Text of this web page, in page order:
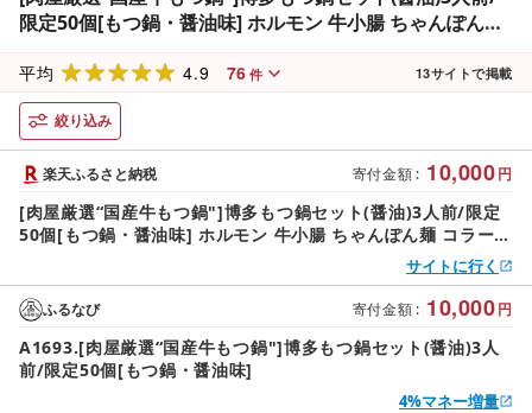
限定50個[もつ鍋・醤油味] ホルモン 牛小腸 ちゃんぽん麺
平均 4.9 76 件 13サイトで掲載
絞り込み
寄付金額 : 10,000円
楽天ふるさと納税
[肉屋厳選“国産牛もつ鍋"]博多もつ鍋セット(醤油)3人前/限定
50個[もつ鍋・醤油味] ホルモン 牛小腸 ちゃんぽん麺 コラーゲ
サイトに行く
寄付金額 : 10,000円
ふるなび
A1693.[肉屋厳選“国産牛もつ鍋"]博多もつ鍋セット(醤油)3人
前/限定50個[もつ鍋・醤油味]
4%マネー増量